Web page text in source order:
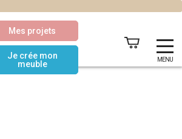
MENU
Mes projets
Je crée mon
meuble